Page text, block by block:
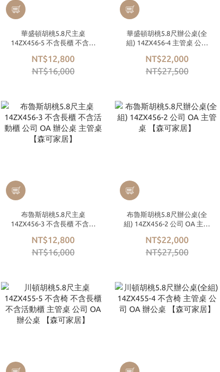
華盛頓胡桃5.8尺主桌
14ZX456-5 不含長櫃 不含活
【森可家居】
NT$12,800
NT$16,000
華盛頓胡桃5.8尺辦公桌(全
組) 14ZX456-4 主管桌 公司
NT$22,000
NT$27,500
布魯斯胡桃5.8尺主桌
14ZX456-3 不含長櫃 不含活
【森可家居】
NT$12,800
NT$16,000
布魯斯胡桃5.8尺辦公桌(全
組) 14ZX456-2 公司 OA 主管
NT$22,000
NT$27,500